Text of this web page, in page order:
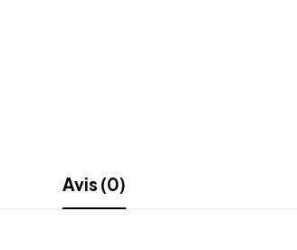
Avis (0)